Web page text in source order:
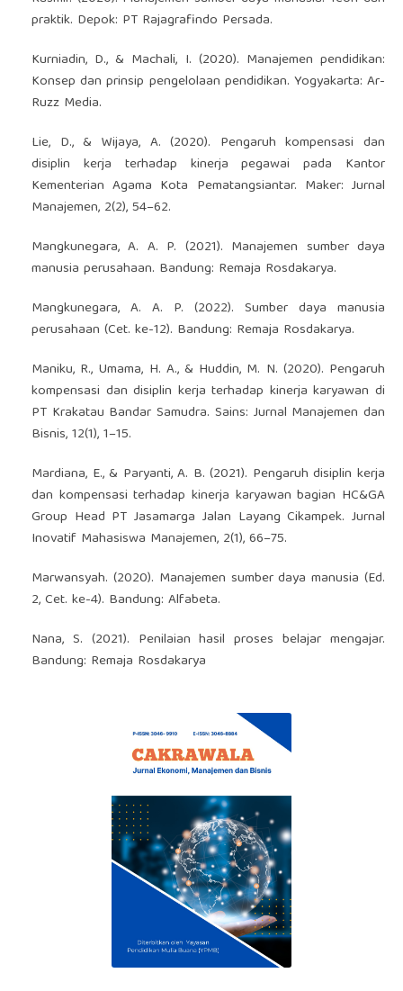
praktik. Depok: PT Rajagrafindo Persada.
Kurniadin, D., & Machali, I. (2020). Manajemen pendidikan:
Konsep dan prinsip pengelolaan pendidikan. Yogyakarta: Ar-
Ruzz Media.
Lie, D., & Wijaya, A. (2020). Pengaruh kompensasi dan
disiplin kerja terhadap kinerja pegawai pada Kantor
Kementerian Agama Kota Pematangsiantar. Maker: Jurnal
Manajemen, 2(2), 54–62.
Mangkunegara, A. A. P. (2021). Manajemen sumber daya
manusia perusahaan. Bandung: Remaja Rosdakarya.
Mangkunegara, A. A. P. (2022). Sumber daya manusia
perusahaan (Cet. ke-12). Bandung: Remaja Rosdakarya.
Maniku, R., Umama, H. A., & Huddin, M. N. (2020). Pengaruh
kompensasi dan disiplin kerja terhadap kinerja karyawan di
PT Krakatau Bandar Samudra. Sains: Jurnal Manajemen dan
Bisnis, 12(1), 1–15.
Mardiana, E., & Paryanti, A. B. (2021). Pengaruh disiplin kerja
dan kompensasi terhadap kinerja karyawan bagian HC&GA
Group Head PT Jasamarga Jalan Layang Cikampek. Jurnal
Inovatif Mahasiswa Manajemen, 2(1), 66–75.
Marwansyah. (2020). Manajemen sumber daya manusia (Ed.
2, Cet. ke-4). Bandung: Alfabeta.
Nana, S. (2021). Penilaian hasil proses belajar mengajar.
Bandung: Remaja Rosdakarya